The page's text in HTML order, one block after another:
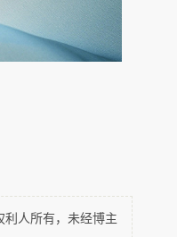
人所有，未经博主